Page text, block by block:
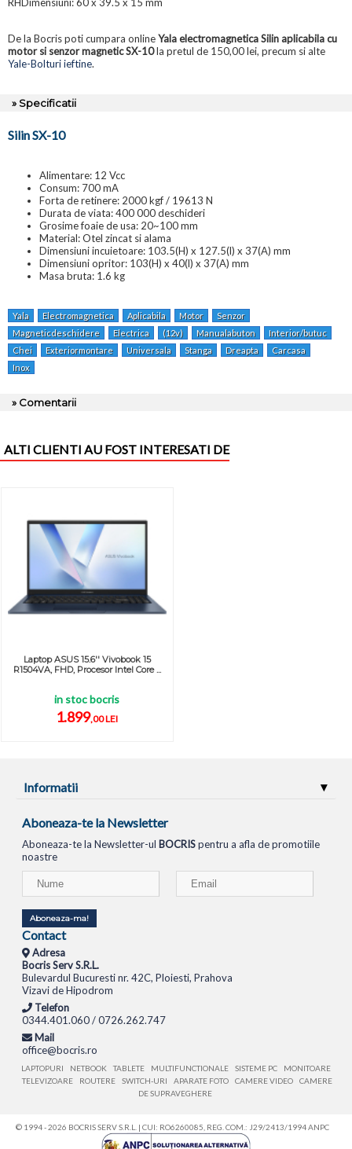
RHDimensiuni: 60 x 39.5 x 15 mm
De la Bocris poti cumpara onlineYala electromagnetica Silin aplicabila cu
motor si senzor magnetic SX-10la pretul de 150,00 lei, precum si alte
Yale-Bolturi ieftine.
» Specificatii
Silin SX-10
Alimentare: 12 Vcc
Consum: 700 mA
Forta de retinere: 2000 kgf / 19613 N
Durata de viata: 400 000 deschideri
Grosime foaie de usa: 20~100 mm
Material: Otel zincat si alama
Dimensiuni incuietoare: 103.5(H) x 127.5(l) x 37(A) mm
Dimensiuni opritor: 103(H) x 40(l) x 37(A) mm
Masa bruta: 1.6 kg
Yala Electromagnetica Aplicabila Motor
Senzor
Magneticdeschidere
Electrica (12v) Manualabuton
Interior/butuc
Chei
Exteriormontare Universala Stanga Dreapta
Carcasa
Inox
» Comentarii
ALTI CLIENTI AU FOST INTERESATI DE
Laptop ASUS 15.6'' Vivobook 15
R1504VA, FHD, Procesor Intel Core ...
in stoc bocris
1.899,00 LEI
Informatii
Aboneaza-te la Newsletter
Aboneaza-te la Newsletter-ul BOCRISpentru a afla de promotiile
noastre
Aboneaza-ma!
Contact
Adresa
Bocris Serv S.R.L.
Bulevardul Bucuresti nr. 42C, Ploiesti, Prahova
Vizavi de Hipodrom
Telefon
0344.401.060 / 0726.262.747
Mail
office@bocris.ro
LAPTOPURI NETBOOK TABLETE MULTIFUNCTIONALE SISTEME PC
MONITOARE
TELEVIZOARE
ROUTERE SWITCH-URI APARATE FOTO CAMERE VIDEO
CAMERE
DE SUPRAVEGHERE
© 1994 - 2026 BOCRIS SERV S.R.L. | CUI: RO6260085, REG. COM.: J29/2413/1994ANPC